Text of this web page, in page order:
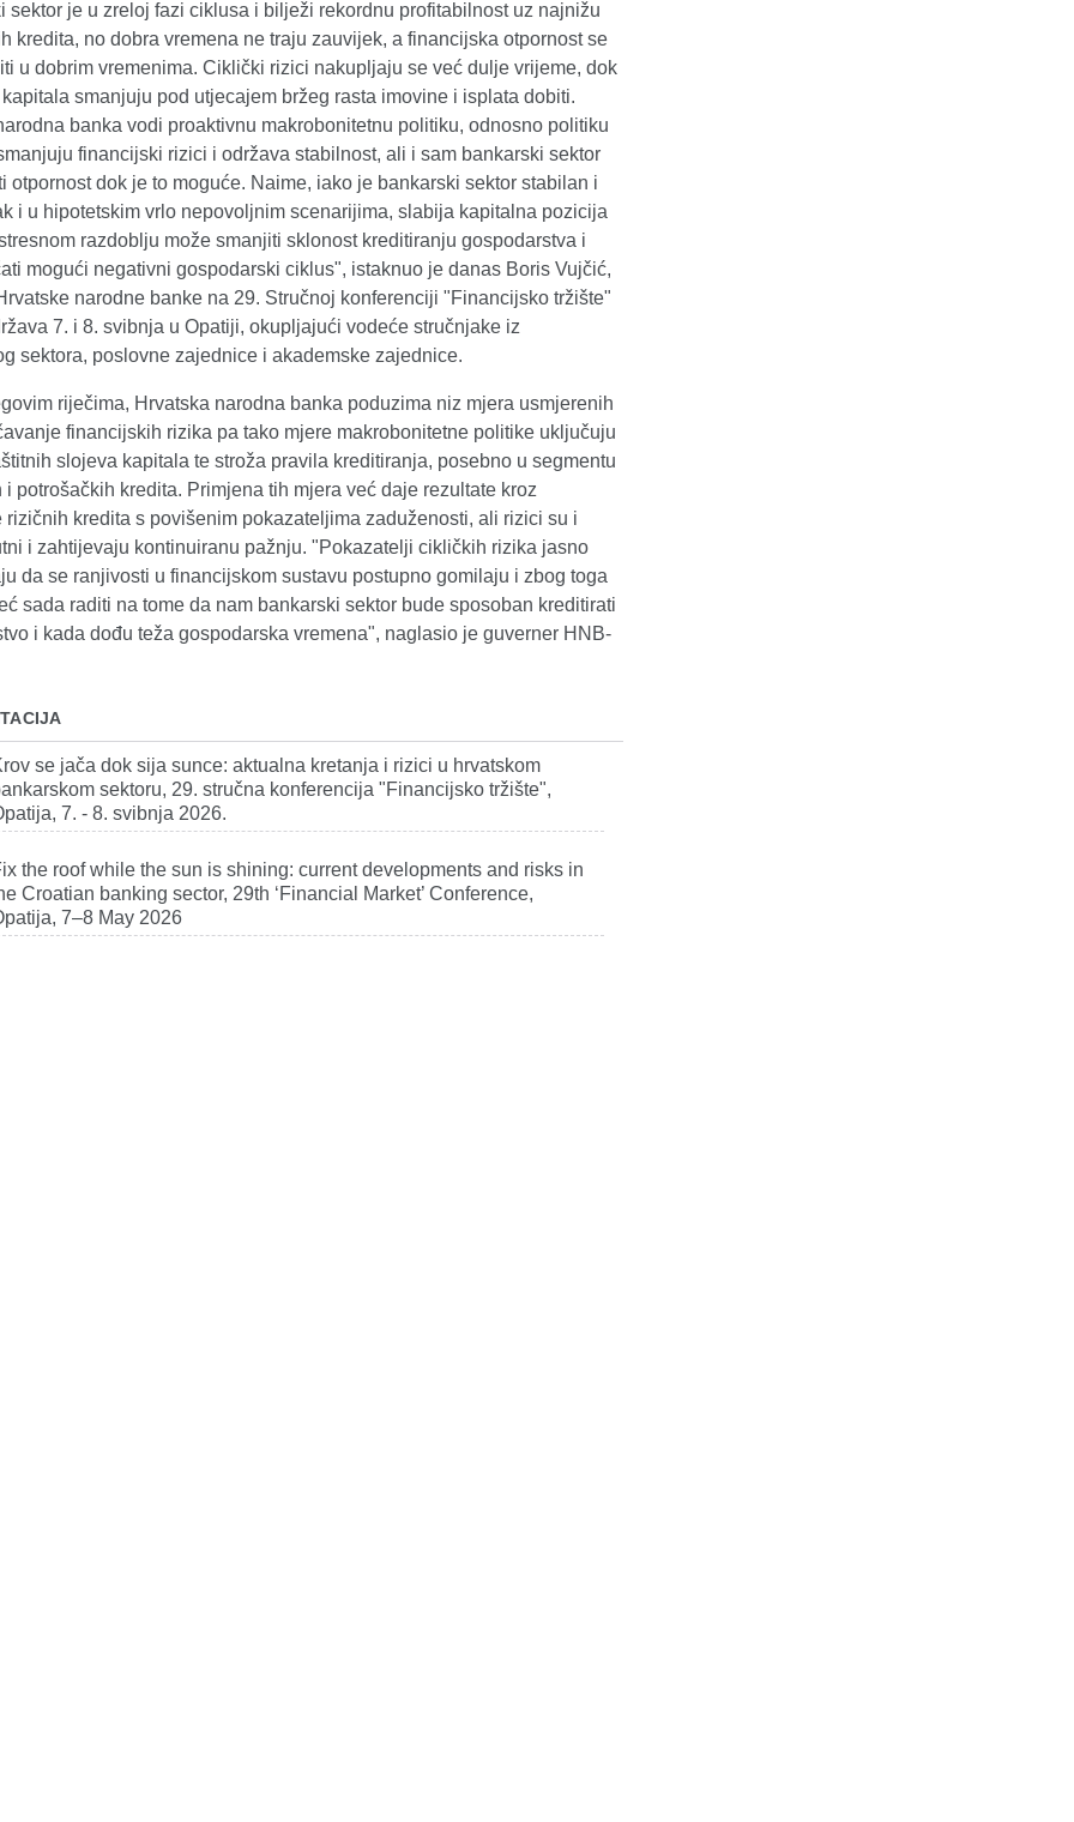
sektor je u zreloj fazi ciklusa i bilježi rekordnu profitabilnost uz najnižu
kredita, no dobra vremena ne traju zauvijek, a financijska otpornost se
u dobrim vremenima. Ciklički rizici nakupljaju se već dulje vrijeme, dok
smanjuju pod utjecajem bržeg rasta imovine i isplata dobiti.
banka vodi proaktivnu makrobonitetnu politiku, odnosno politiku
financijski rizici i održava stabilnost, ali i sam bankarski sektor
otpornost dok je to moguće. Naime, iako je bankarski sektor stabilan i
i u hipotetskim vrlo nepovoljnim scenarijima, slabija kapitalna pozicija
razdoblju može smanjiti sklonost kreditiranju gospodarstva i
mogući negativni gospodarski ciklus", istaknuo je danas Boris Vujčić,
narodne banke na 29. Stručnoj konferenciji "Financijsko tržište"
7. i 8. svibnja u Opatiji, okupljajući vodeće stručnjake iz
sektora, poslovne zajednice i akademske zajednice.
riječima, Hrvatska narodna banka poduzima niz mjera usmjerenih
financijskih rizika pa tako mjere makrobonitetne politike uključuju
slojeva kapitala te stroža pravila kreditiranja, posebno u segmentu
i potrošačkih kredita. Primjena tih mjera već daje rezultate kroz
rizičnih kredita s povišenim pokazateljima zaduženosti, ali rizici su i
i zahtijevaju kontinuiranu pažnju. "Pokazatelji cikličkih rizika jasno
da se ranjivosti u financijskom sustavu postupno gomilaju i zbog toga
sada raditi na tome da nam bankarski sektor bude sposoban kreditirati
i kada dođu teža gospodarska vremena", naglasio je guverner HNB-
se jača dok sija sunce: aktualna kretanja i rizici u hrvatskom
sektoru, 29. stručna konferencija "Financijsko tržište",
7. - 8. svibnja 2026.
the roof while the sun is shining: current developments and risks in
Croatian banking sector, 29th ‘Financial Market’ Conference,
7–8 May 2026